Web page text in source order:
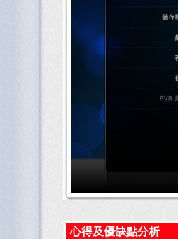
心得及優缺點分析